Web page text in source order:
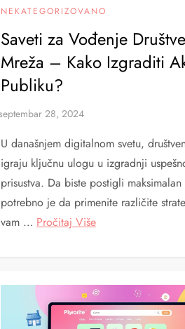
NEKATEGORIZOVANO
Saveti za Vođenje
Mreža – Kako Izgraditi
Publiku?
U današnjem digitalnom svetu,
igraju ključnu ulogu u izgradnji
prisustva. Da biste postigli maksimalan
potrebno je da primenite različite
vam … Pročitaj Više